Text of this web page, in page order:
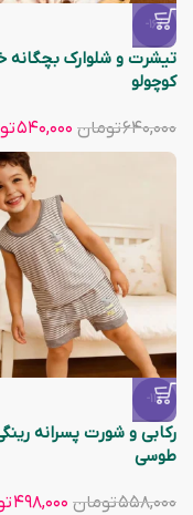
-16%
تیشرت و شلوارک
کوچولو
۶۴۰,۰۰۰تومان ۵۴۰,۰۰۰
-11%
رکابی و شورت پسرانه
طوسی
۵۵۸,۰۰۰تومان ۴۹۸,۰۰۰